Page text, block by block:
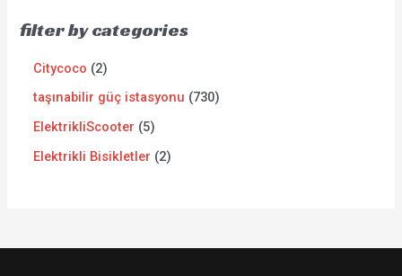
filter by categories
Citycoco
2
taşınabilir güç istasyonu
730
ElektrikliScooter
5
Elektrikli Bisikletler
2